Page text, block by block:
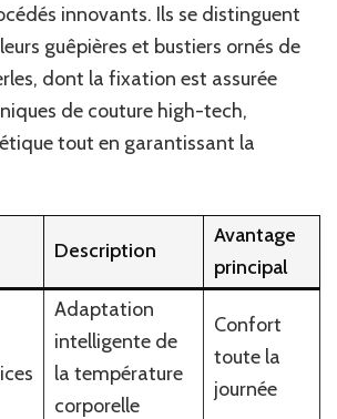
innovants. Ils se distinguent
guêpières et bustiers ornés de
dont la fixation est assurée
de couture high-tech,
tout en garantissant la
Description
Avantage
principal
Adaptation
intelligente de
la température
corporelle
Confort
toute la
journée